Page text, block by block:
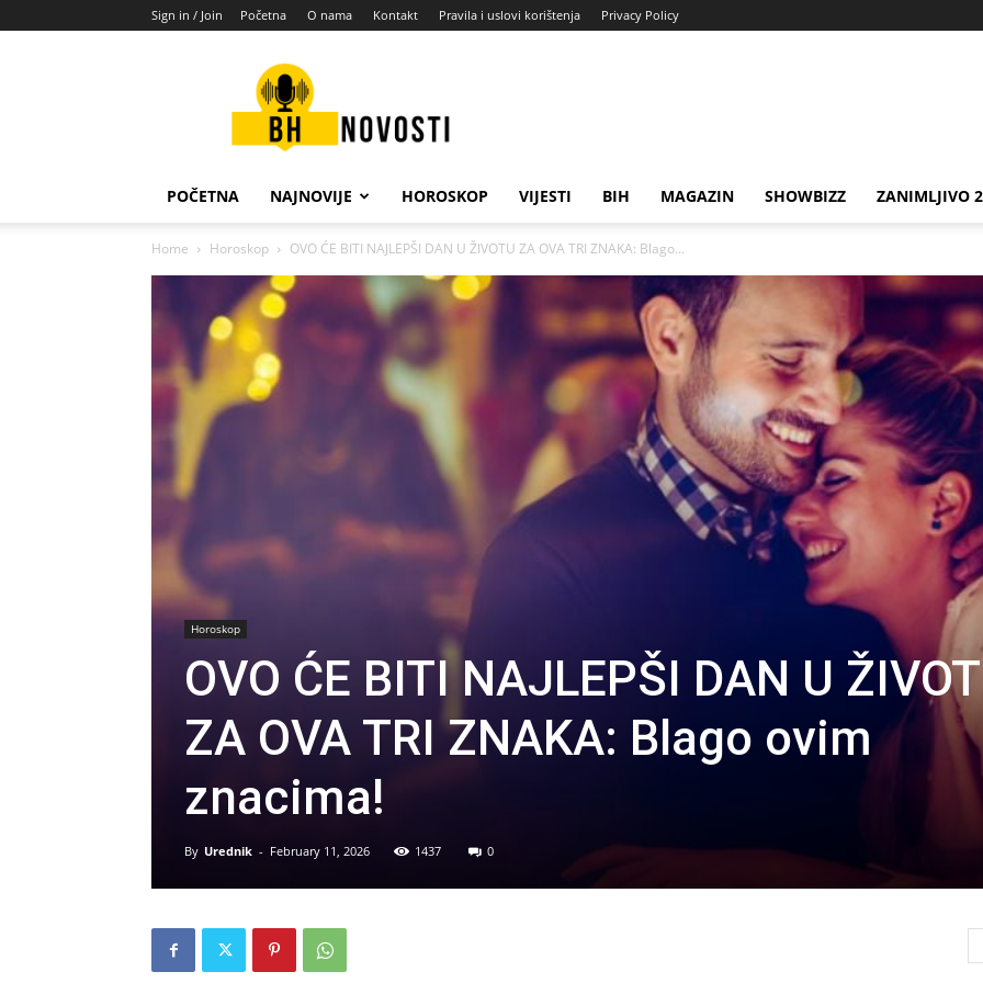
Sign in / Join Početna O nama Kontakt Pravila i uslovi korištenja Privacy Policy
POČETNA NAJNOVIJE HOROSKOP VIJESTI BIH MAGAZIN SHOWBIZZ ZANIMLJIVO
Home Horoskop OVO ĆE BITI NAJLEPŠI DAN U ŽIVOTU ZA OVA TRI ZNAKA: Blago...
Horoskop
OVO ĆE BITI NAJLEPŠI DAN U
ZA OVA TRI ZNAKA: Blago ovim
znacima!
By Urednik - February 11, 2026 1437 0